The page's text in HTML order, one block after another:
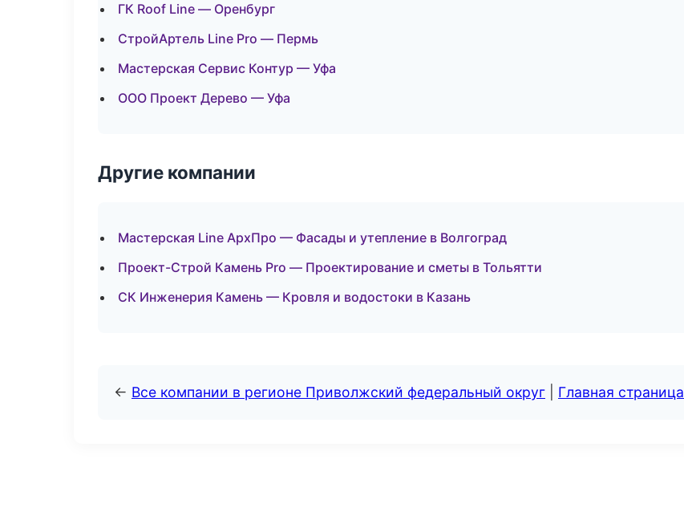
ГК Roof Line — Оренбург
СтройАртель Line Pro — Пермь
Мастерская Сервис Контур — Уфа
ООО Проект Дерево — Уфа
Другие компании
Мастерская Line АрхПро — Фасады и утепление в Волгоград
Проект-Строй Камень Pro — Проектирование и сметы в Тольятти
СК Инженерия Камень — Кровля и водостоки в Казань
← Все компании в регионе Приволжский федеральный округ Главная страница